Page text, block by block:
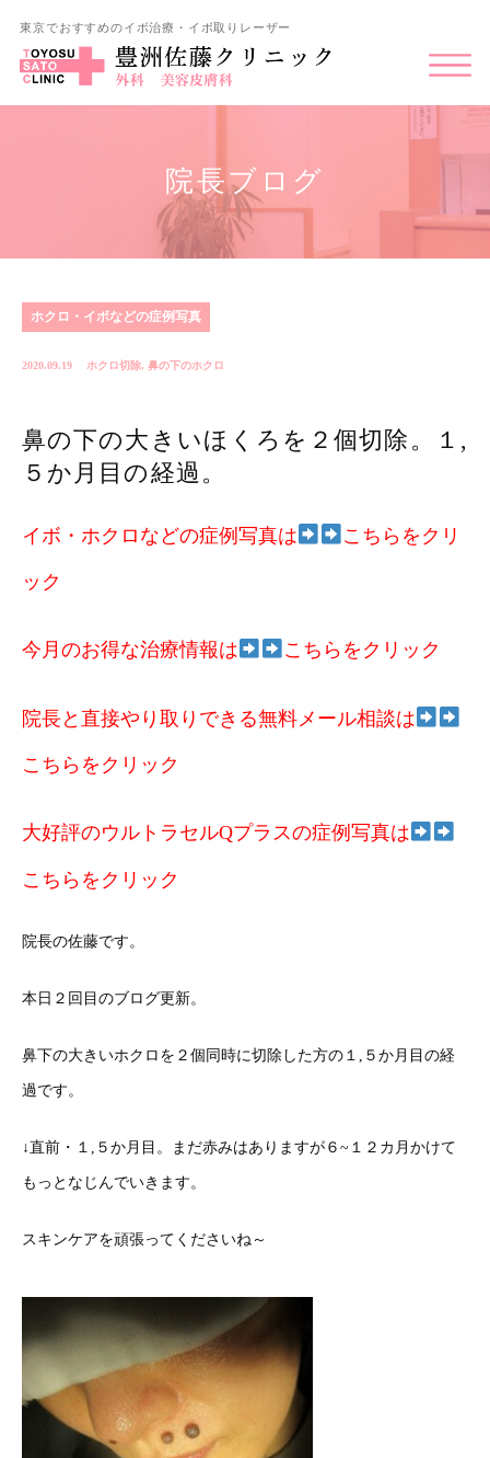
東京でおすすめのイボ治療・イボ取りレーザー
院長ブログ
ホクロ・イボなどの症例写真
2020.09.19 ホクロ切除, 鼻の下のホクロ
鼻の下の大きいほくろを２個切除。１,
５か月目の経過。
イボ・ホクロなどの症例写真は こちらをクリ
ック
今月のお得な治療情報は こちらをクリック
院長と直接やり取りできる無料メール相談は
こちらをクリック
大好評のウルトラセルQプラスの症例写真は
こちらをクリック
院長の佐藤です。
本日２回目のブログ更新。
鼻下の大きいホクロを２個同時に切除した方の１,５か月目の経
過です。
↓直前・１,５か月目。まだ赤みはありますが６~１２カ月かけて
もっとなじんでいきます。
スキンケアを頑張ってくださいね～